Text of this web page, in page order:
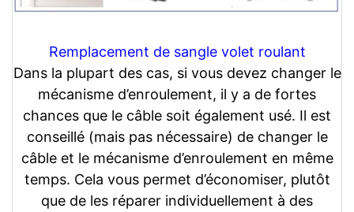
Remplacement de sangle volet roulant
Dans la plupart des cas, si vous devez changer le
mécanisme d’enroulement, il y a de fortes
chances que le câble soit également usé. Il est
conseillé (mais pas nécessaire) de changer le
câble et le mécanisme d’enroulement en même
temps. Cela vous permet d’économiser, plutôt
que de les réparer individuellement à des